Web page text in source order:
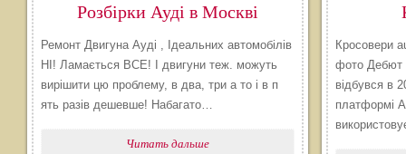
Розбірки Ауді в Москві
Ремонт Двигуна Ауді , Ідеальних автомобілів
НІ! Ламається ВСЕ! І двигуни теж. можуть
вирішити цю проблему, в два, три а то і в п
ять разів дешевше! Набагато…
Читать дальше
Кросовери
фото Дебют
відбувся в
платформі